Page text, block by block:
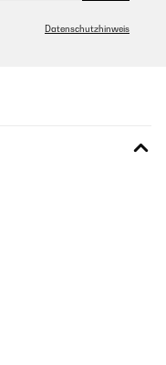
Datenschutzhinweis